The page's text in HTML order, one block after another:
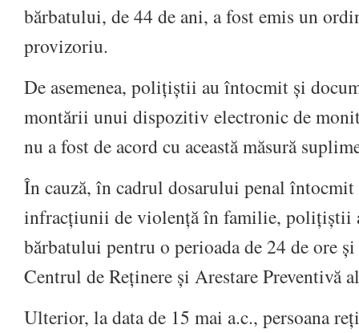
bărbatului, de 44 de ani, a fost emis un
provizoriu.
De asemenea, polițiștii au întocmit și
montării unui dispozitiv electronic de
nu a fost de acord cu această măsură
În cauză, în cadrul dosarului penal întocmit
infracțiunii de violență în familie, polițiștii
bărbatului pentru o perioada de 24 de ore
Centrul de Reținere și Arestare Preventivă
Ulterior, la data de 15 mai a.c., persoana